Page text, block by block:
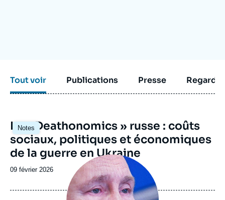
Tout voir Publications Presse
Notes
Image
principale
La « Deathonomics » russe : coûts
sociaux, politiques et économiques
de la guerre en Ukraine
Date
publication
09 février 2026
Image
principale
médiatique